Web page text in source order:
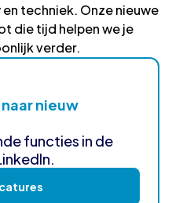
techniek. Onze nieuwe
die tijd helpen we je
verder.
nieuw
functies in de